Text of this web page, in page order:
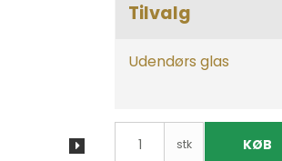
Tilvalg
Udendørs glas
stk KØB